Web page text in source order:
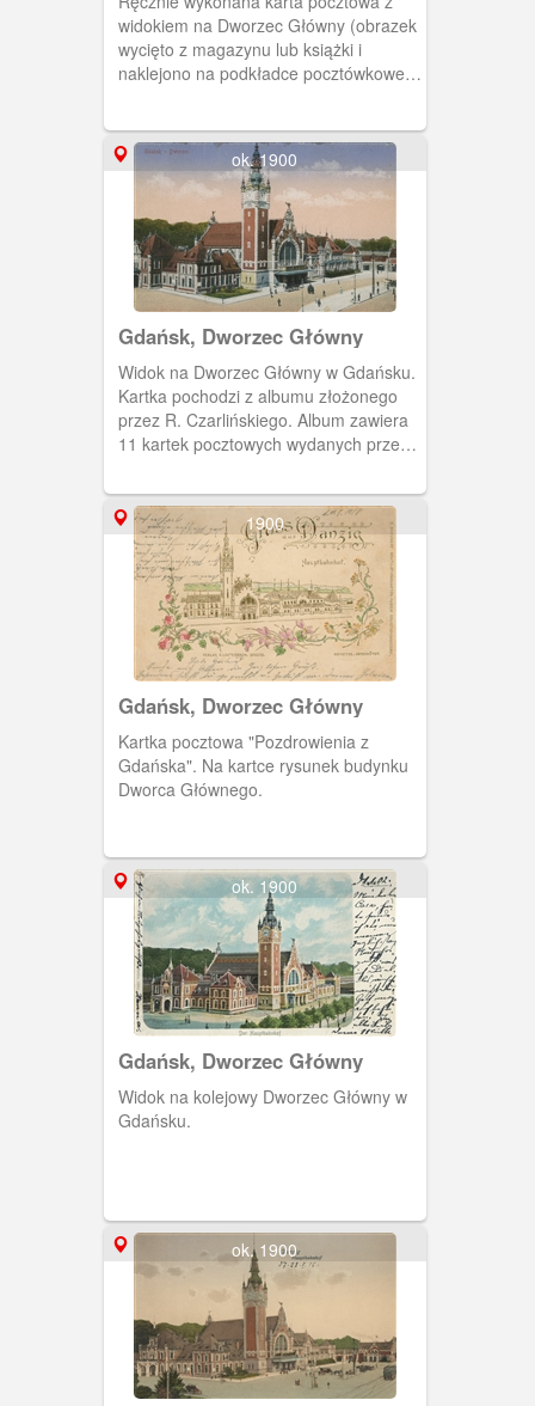
widokiem na Dworzec Główny (obrazek
wycięto z magazynu lub książki i
naklejono na podkładce pocztówkowej,
ok. 1900
Gdańsk, Dworzec Główny
Widok na Dworzec Główny w Gdańsku.
Kartka pochodzi z albumu złożonego
przez R. Czarlińskiego. Album zawiera
11 kartek pocztowych wydanych przez
Dresden. Okładka albumu tekturowa,
kolor bordo. Na okładce znajduje się
napis Gdańsk, dane wydawcy i
ozdobne, secesyjne motywy roślinne.
1900
Gdańsk, Dworzec Główny
Kartka pocztowa "Pozdrowienia z
Gdańska". Na kartce rysunek budynku
Dworca Głównego.
ok. 1900
Gdańsk, Dworzec Główny
Widok na kolejowy Dworzec Główny w
Gdańsku.
ok. 1900